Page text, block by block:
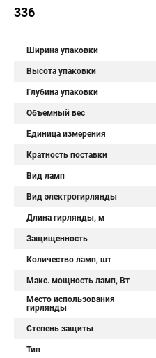
336
Ширина упаковки
Высота упаковки
Глубина упаковки
Объемный вес
Единица измерения
Кратность поставки
Вид ламп
Вид электрогирлянды
Длина гирлянды, м
Защищенность
Количество ламп, шт
Макс. мощность ламп, Вт
Место использования
гирлянды
Степень защиты
Тип